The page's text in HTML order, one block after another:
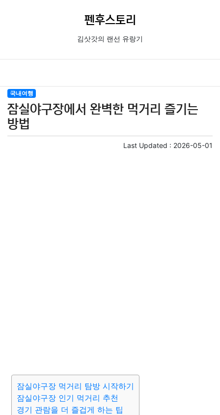
펜후스토리
김삿갓의 랜선 유랑기
국내여행
잠실야구장에서 완벽한 먹거리 즐기는
방법
Last Updated : 2026-05-01
잠실야구장 먹거리 탐방 시작하기
잠실야구장 인기 먹거리 추천
경기 관람을 더 즐겁게 하는 팁